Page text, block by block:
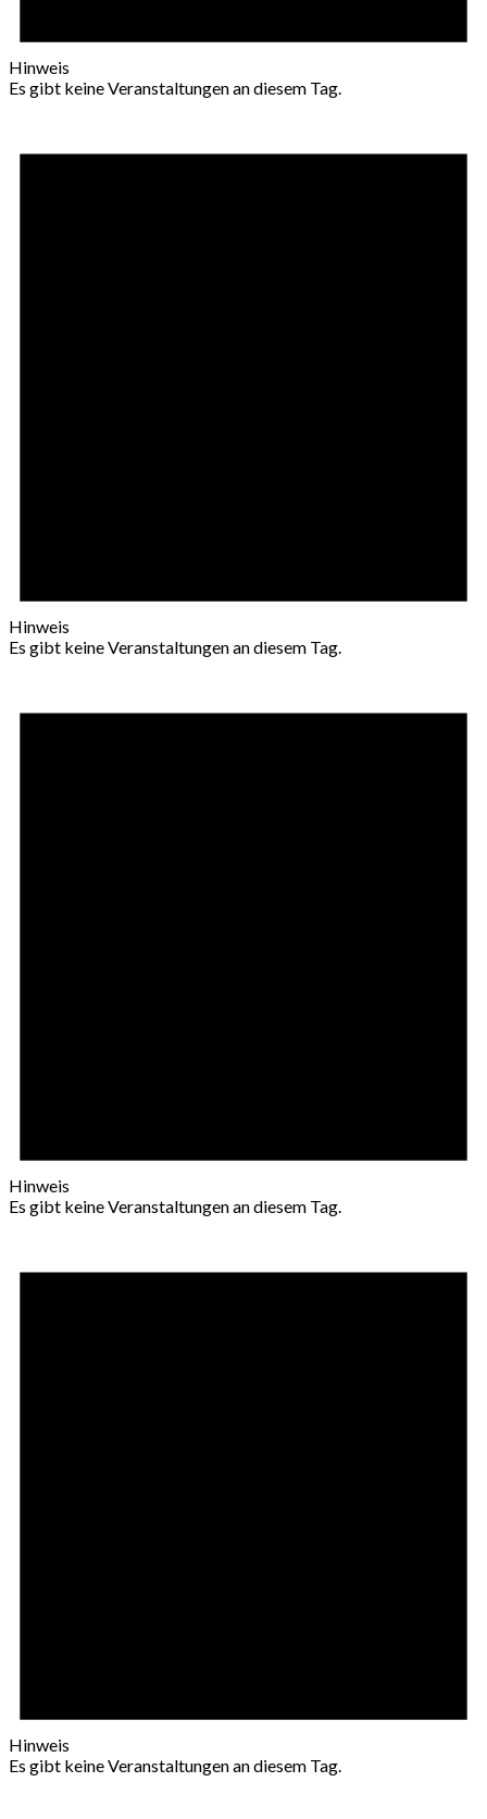
Hinweis
Es gibt keine Veranstaltungen an diesem Tag.
Hinweis
Es gibt keine Veranstaltungen an diesem Tag.
Hinweis
Es gibt keine Veranstaltungen an diesem Tag.
Hinweis
Es gibt keine Veranstaltungen an diesem Tag.